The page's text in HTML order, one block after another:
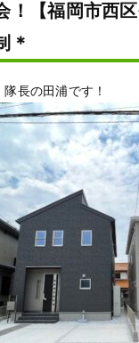
！【福岡市
＊
長の田浦です！